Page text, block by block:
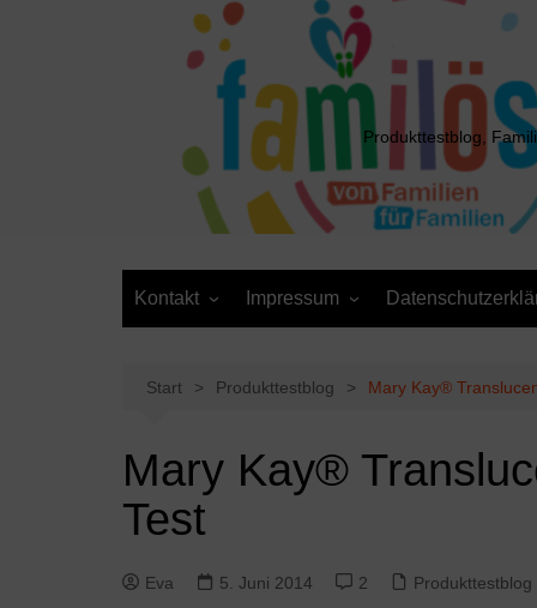
Produkttestblog,
Kontakt Impressum
Start Produkttestblog Mary Kay®
Mary Kay®
Test
Eva 5. Juni 2014 2 Produkttestblog